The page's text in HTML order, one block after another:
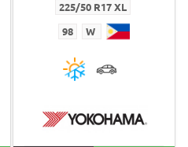
225/50 R17 XL
98 W